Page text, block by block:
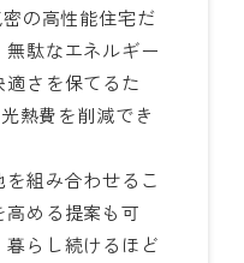
の高性能住宅だ
駄なエネルギー
さを保てるた
熱費を削減でき
組み合わせるこ
める提案も可
らし続けるほど